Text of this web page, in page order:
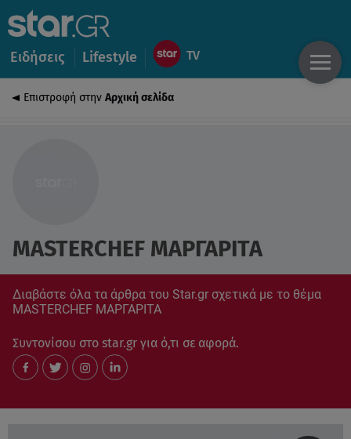
Ειδήσεις Lifestyle
Επιστροφή στην Αρχική σελίδα
MASTERCHEF ΜΑΡΓΑΡΙΤΑ
Διαβάστε όλα τα άρθρα του Star.gr σχετικά με το θέμα
MASTERCHEF ΜΑΡΓΑΡΙΤΑ
Συντονίσου στο star.gr για ό,τι σε αφορά.